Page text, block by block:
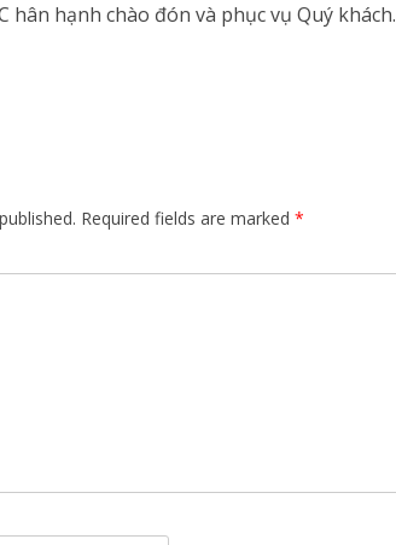
hân hạnh chào đón và phục vụ Quý khách.
Required fields are marked*